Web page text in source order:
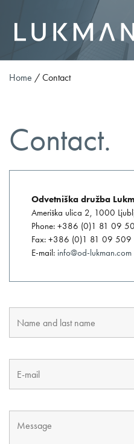
About us
Practice
Team
Career
Odvetniška družba
Ameriška ulica 2, 1000
Fax: +386 (0)1 81 09 509
E-mail:info@od-lukman.com
EN
Home / Contact
Contact.
Odvetniška družba
Ameriška ulica 2, 1000
Phone: +386 (0)1 81 09
Fax: +386 (0)1 81 09 509
E-mail: info@od-lukman.com